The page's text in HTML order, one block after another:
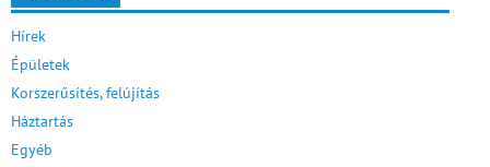
Hírek
Épületek
Korszerűsítés, felújítás
Háztartás
Egyéb